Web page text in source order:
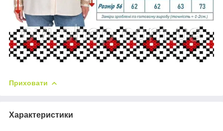
Приховати
Характеристики